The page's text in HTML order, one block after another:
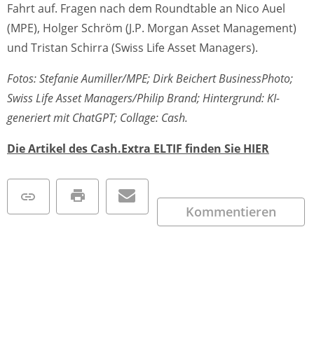
Fahrt auf. Fragen nach dem Roundtable an Nico Auel
(MPE), Holger Schröm (J.P. Morgan Asset Management)
und Tristan Schirra (Swiss Life Asset Managers).
Fotos: Stefanie Aumiller/MPE; Dirk Beichert BusinessPhoto;
Swiss Life Asset Managers/Philip Brand; Hintergrund: KI-
generiert mit ChatGPT; Collage: Cash.
Die Artikel des Cash.Extra ELTIF finden Sie HIER
Kommentieren